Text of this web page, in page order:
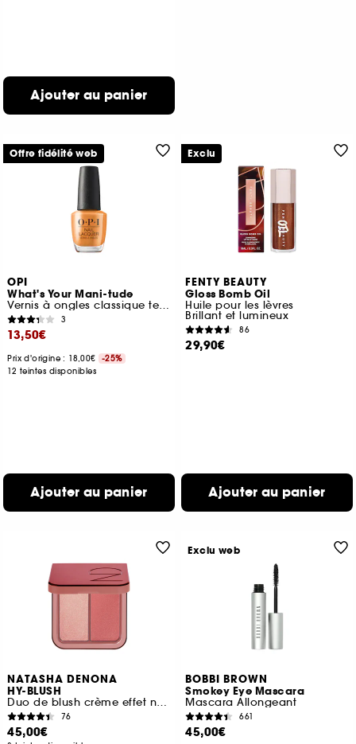
Ajouter au panier
OPI
What's Your Mani-tude
Vernis à ongles classique tenue jusqu'à 7 jours
3
13,50€
Prix d'origine : 18,00€
-25%
12 teintes disponibles
Ajouter au panier
Offre fidélité web
FENTY BEAUTY
Gloss Bomb Oil
Huile pour les lèvres
Brillant et lumineux
86
29,90€
Ajouter au panier
Exclu
NATASHA DENONA
HY-BLUSH
Duo de blush crème effet nuage
76
45,00€
BOBBI BROWN
Smokey Eye Mascara
Mascara Allongeant
661
45,00€
Exclu web